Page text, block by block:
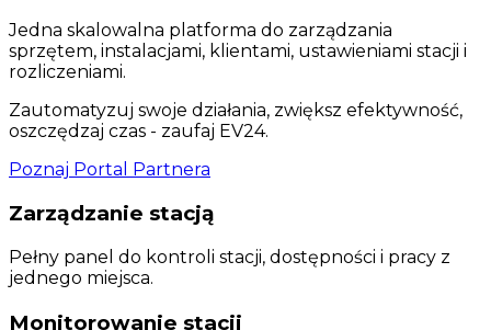
Jedna skalowalna platforma do zarządzania
sprzętem, instalacjami, klientami, ustawieniami stacji i
rozliczeniami.
Zautomatyzuj swoje działania, zwiększ efektywność,
oszczędzaj czas - zaufaj EV24.
Poznaj Portal Partnera
Zarządzanie stacją
Pełny panel do kontroli stacji, dostępności i pracy z
jednego miejsca.
Monitorowanie stacji